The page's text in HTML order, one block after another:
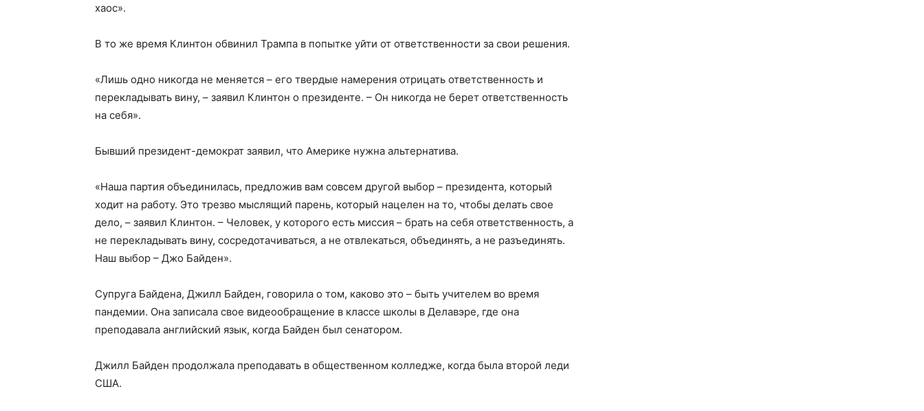
хаос».
В то же время Клинтон обвинил Трампа в попытке уйти от ответственности за свои решения.
«Лишь одно никогда не меняется – его твердые намерения отрицать ответственность и
перекладывать вину, – заявил Клинтон о президенте. – Он никогда не берет ответственность
на себя».
Бывший президент-демократ заявил, что Америке нужна альтернатива.
«Наша партия объединилась, предложив вам совсем другой выбор – президента, который
ходит на работу. Это трезво мыслящий парень, который нацелен на то, чтобы делать свое
дело, – заявил Клинтон. – Человек, у которого есть миссия – брать на себя ответственность, а
не перекладывать вину, сосредотачиваться, а не отвлекаться, объединять, а не разъединять.
Наш выбор – Джо Байден».
Супруга Байдена, Джилл Байден, говорила о том, каково это – быть учителем во время
пандемии. Она записала свое видеообращение в классе школы в Делавэре, где она
преподавала английский язык, когда Байден был сенатором.
Джилл Байден продолжала преподавать в общественном колледже, когда была второй леди
США.